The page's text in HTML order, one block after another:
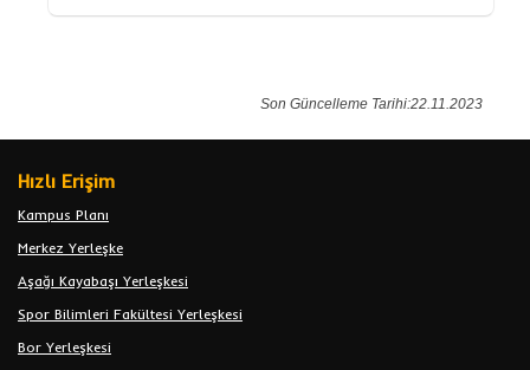
Son Güncelleme Tarihi:22.11.2023
Hızlı Erişim
Kampus Planı
Merkez Yerleşke
Aşağı Kayabaşı Yerleşkesi
Spor Bilimleri Fakültesi Yerleşkesi
Bor Yerleşkesi